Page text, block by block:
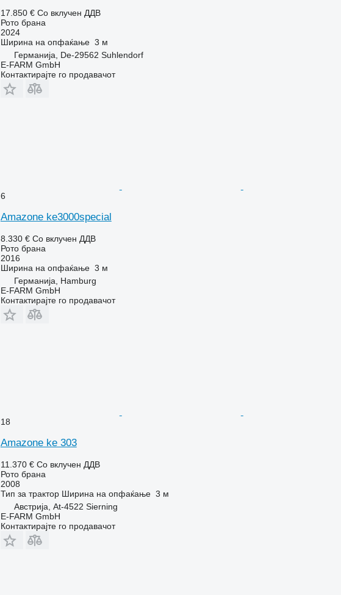
17.850 € Со вклучен ДДВ
Рото брана
2024
Ширина на опфаќање 3 м
Германија, De-29562 Suhlendorf
E-FARM GmbH
Контактирајте го продавачот
6
Amazone ke3000special
8.330 € Со вклучен ДДВ
Рото брана
2016
Ширина на опфаќање 3 м
Германија, Hamburg
E-FARM GmbH
Контактирајте го продавачот
18
Amazone ke 303
11.370 € Со вклучен ДДВ
Рото брана
2008
Тип за трактор Ширина на опфаќање 3 м
Австрија, At-4522 Sierning
E-FARM GmbH
Контактирајте го продавачот